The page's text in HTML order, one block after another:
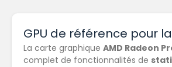
GPU de référence pour
La carte graphique AMD Radeon
complet de fonctionnalités de